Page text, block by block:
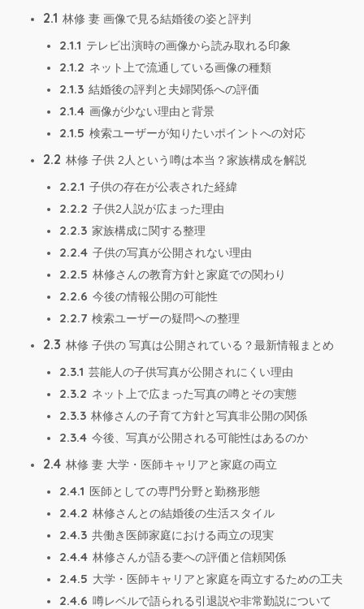
2.1 林修 妻 画像で見る結婚後の姿と評判
2.1.1 テレビ出演時の画像から読み取れる印象
2.1.2 ネット上で流通している画像の種類
2.1.3 結婚後の評判と夫婦関係への評価
2.1.4 画像が少ない理由と背景
2.1.5 検索ユーザーが知りたいポイントへの対応
2.2 林修 子供 2人という噂は本当？家族構成を解説
2.2.1 子供の存在が公表された経緯
2.2.2 子供2人説が広まった理由
2.2.3 家族構成に関する整理
2.2.4 子供の写真が公開されない理由
2.2.5 林修さんの教育方針と家庭での関わり
2.2.6 今後の情報公開の可能性
2.2.7 検索ユーザーの疑問への整理
2.3 林修 子供の 写真は公開されている？最新情報まとめ
2.3.1 芸能人の子供写真が公開されにくい理由
2.3.2 ネット上で広まった写真の噂とその実態
2.3.3 林修さんの子育て方針と写真非公開の関係
2.3.4 今後、写真が公開される可能性はあるのか
2.4 林修 妻 大学・医師キャリアと家庭の両立
2.4.1 医師としての専門分野と勤務形態
2.4.2 林修さんとの結婚後の生活スタイル
2.4.3 共働き医師家庭における両立の現実
2.4.4 林修さんが語る妻への評価と信頼関係
2.4.5 大学・医師キャリアと家庭を両立するための工夫
2.4.6 噂レベルで語られる引退説や非常勤説について